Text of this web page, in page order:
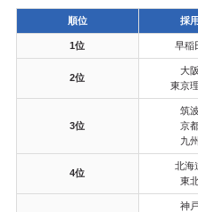
順位 採
1位 早稲
2位
大
東京
3位
筑
京
九
4位
北海
東
神